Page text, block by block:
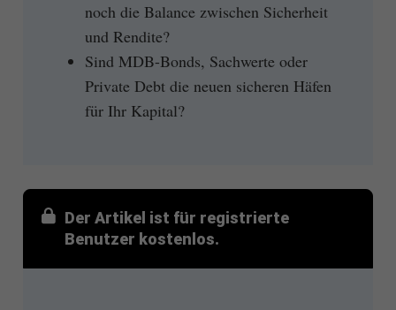
noch die Balance zwischen Sicherheit
und Rendite?
Sind MDB-Bonds, Sachwerte oder
Private Debt die neuen sicheren Häfen
für Ihr Kapital?
Der Artikel ist für registrierte
Benutzer kostenlos.